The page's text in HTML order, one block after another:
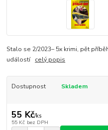
Stalo se 2/2023– 5x krimi, pět
událostí celý popis
Dostupnost Skladem
55 Kč/ks
55 Kč bez DPH